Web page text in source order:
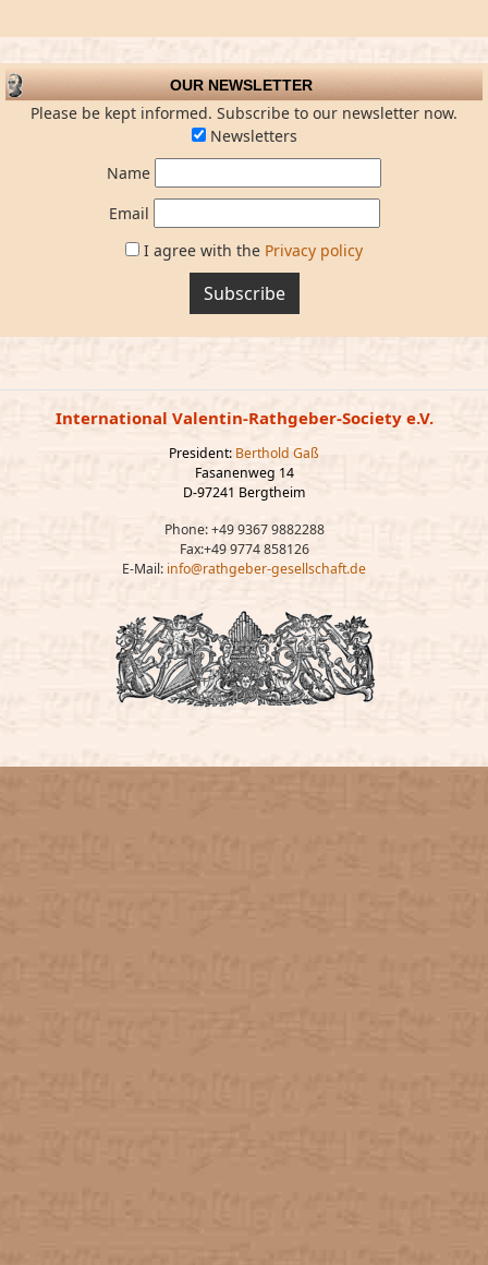
OUR NEWSLETTER
Please be kept informed. Subscribe to our newsletter now.
Newsletters
Name
Email
I agree with the Privacy policy
Subscribe
International Valentin-Rathgeber-Society e.V.
President: Berthold Gaß
Fasanenweg 14
D-97241 Bergtheim
Phone: +49 9367 9882288
Fax:+49 9774 858126
E-Mail: info@rathgeber-gesellschaft.de